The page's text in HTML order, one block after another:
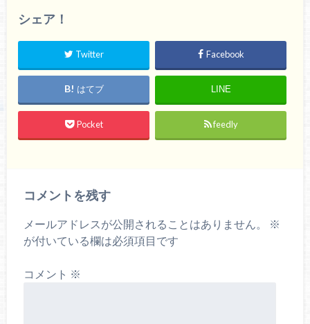
シェア！
Twitter Facebook
はてブ LINE
Pocket feedly
コメントを残す
メールアドレスが公開されることはありません。
※
が付いている欄は必須項目です
コメント ※